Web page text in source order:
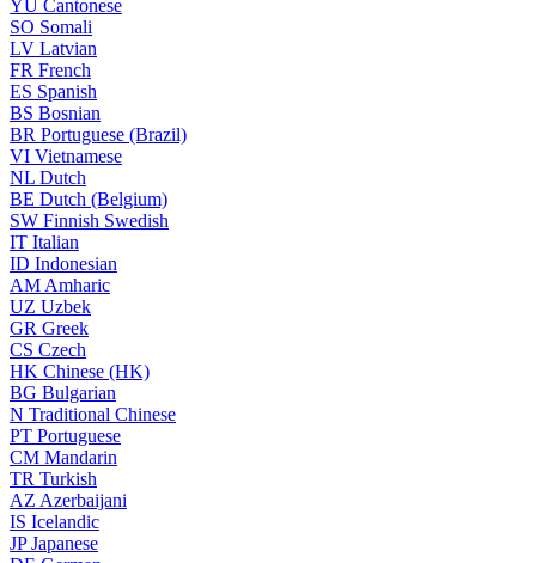
YU Cantonese
SO Somali
LV Latvian
FR French
ES Spanish
BS Bosnian
BR Portuguese (Brazil)
VI Vietnamese
NL Dutch
BE Dutch (Belgium)
SW Finnish Swedish
IT Italian
ID Indonesian
AM Amharic
UZ Uzbek
GR Greek
CS Czech
HK Chinese (HK)
BG Bulgarian
N Traditional Chinese
PT Portuguese
CM Mandarin
TR Turkish
AZ Azerbaijani
IS Icelandic
JPJapanese